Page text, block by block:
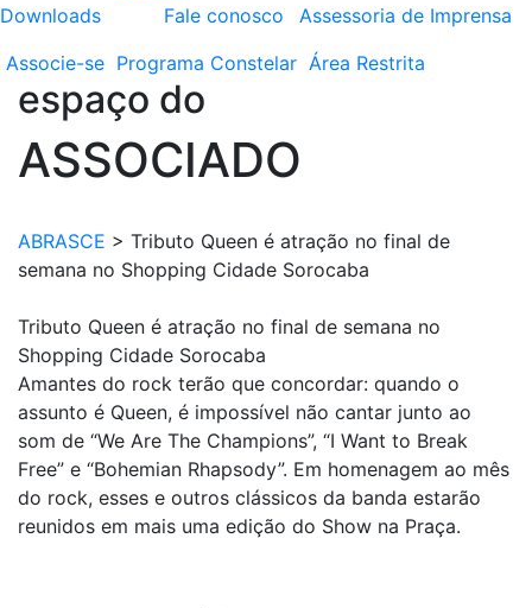
Downloads
Fale conosco
Assessoria de Imprensa
Associe-se Programa Constelar Área Restrita
espaço do
ASSOCIADO
ABRASCE > Tributo Queen é atração no final de
semana no Shopping Cidade Sorocaba
Tributo Queen é atração no final de semana no
Shopping Cidade Sorocaba
Amantes do rock terão que concordar: quando o
assunto é Queen, é impossível não cantar junto ao
som de “We Are The Champions”, “I Want to Break
Free” e “Bohemian Rhapsody”. Em homenagem ao mês
do rock, esses e outros clássicos da banda estarão
reunidos em mais uma edição do Show na Praça.